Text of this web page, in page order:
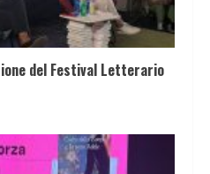
del Festival Letterario